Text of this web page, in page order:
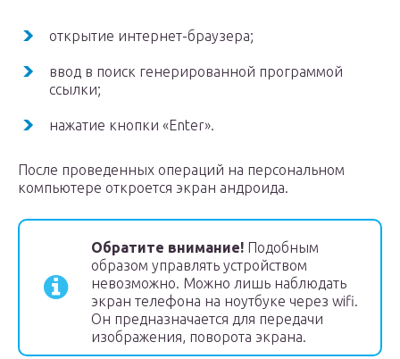
открытие интернет-браузера;
ввод в поиск генерированной программой
ссылки;
нажатие кнопки «Enter».
После проведенных операций на персональном
компьютере откроется экран андроида.
Обратите внимание! Подобным
образом управлять устройством
невозможно. Можно лишь наблюдать
экран телефона на ноутбуке через wifi.
Он предназначается для передачи
изображения, поворота экрана.